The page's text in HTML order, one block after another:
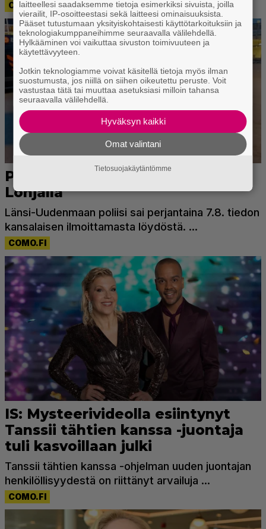
laitteellesi saadaksemme tietoja esimerkiksi sivuista, joilla
vierailit, IP-osoitteestasi sekä laitteesi ominaisuuksista.
Pääset tutustumaan yksityiskohtaisesti käyttötarkoituksiin ja
teknologiakumppaneihimme seuraavalla välilehdellä.
Hylkääminen voi vaikuttaa sivuston toimivuuteen ja
käytettävyyteen.
Jotkin teknologiamme voivat käsitellä tietoja myös ilman
suostumusta, jos niillä on siihen oikeutettu peruste. Voit
vastustaa tätä tai muuttaa asetuksiasi milloin tahansa
seuraavalla välilehdellä.
Hyväksyn kaikki
Omat valintani
Tietosuojakäytäntömme